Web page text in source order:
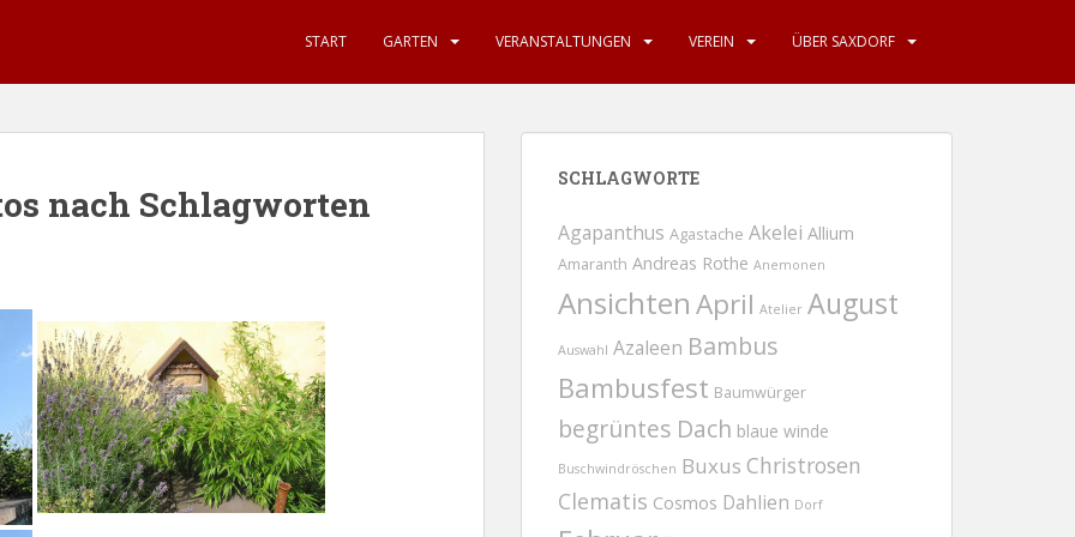
START GARTEN VERANSTALTUNGEN VEREIN ÜBER SAXDORF
nach Schlagworten
SCHLAGWORTE
Agapanthus Agastache Akelei Allium
Amaranth Andreas Rothe Anemonen
AnsichtenApril Atelier August
Auswahl Azaleen Bambus
Bambusfest Baumwürger
begrüntes Dach blaue winde
Buschwindröschen Buxus Christrosen
Clematis Cosmos Dahlien Dorf